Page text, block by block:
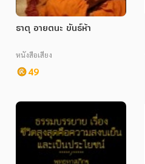
ธาตุ อายตนะ ขันธ์ห้า
หนังสือเสียง
49